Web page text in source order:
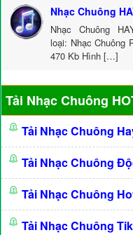
Nhạc Chuông
Nhạc Chuông
loại: Nhạc Chuông
470 Kb Hình […]
Tải Nhạc Chuông
Tải Nhạc Chuông
Tải Nhạc Chuông
Tải Nhạc Chuông
Tải Nhạc Chuông